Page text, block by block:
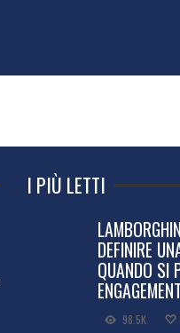
I PIÙ LETTI
DEFINIRE
QUANDO SI
98.5K